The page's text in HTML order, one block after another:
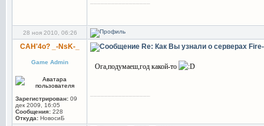
28 ноя 2010, 06:26
CAH'4o? _-NsK-_
Game Admin
Зарегистрирован: 09
дек 2009, 16:05
Сообщения: 228
Откуда: НовосиБ
Re: Как Вы узнали о серверах
Ога,подумаеш,год какой-то